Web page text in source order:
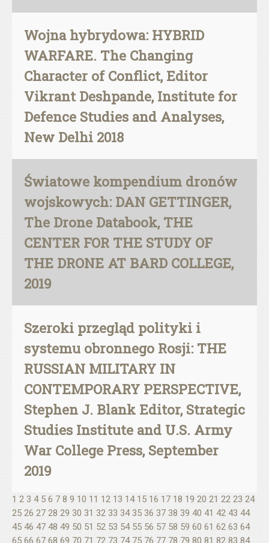
Wojna hybrydowa: HYBRID
WARFARE. The Changing
Character of Conflict, Editor
Vikrant Deshpande, Institute for
Defence Studies and Analyses,
New Delhi 2018
Światowe kompendium dronów
wojskowych: DAN GETTINGER,
The Drone Databook, THE
CENTER FOR THE STUDY OF
THE DRONE AT BARD COLLEGE,
2019
Szeroki przegląd polityki i
systemu obronnego Rosji: THE
RUSSIAN MILITARY IN
CONTEMPORARY PERSPECTIVE,
Stephen J. Blank Editor, Strategic
Studies Institute and U.S. Army
War College Press, September
2019
1 2 3 4 5 6 7 8 9 10 11 12 13 14 15 16 17 18 19 20 21 22 23 24
25 26 27 28 29 30 31 32 33 34 35 36 37 38 39 40 41 42 43 44
45 46 47 48 49 50 51 52 53 54 55 56 57 58 59 60 61 62 63 64
65 66 67 68 69 70 71 72 73 74 75 76 77 78 79 80 81 82 83 84